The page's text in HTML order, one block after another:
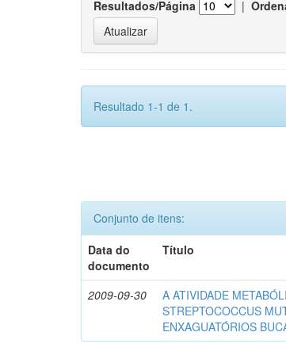
Resultados/Página |
Resultado 1-1 de 1.
Conjunto de itens:
Data do
documento
Título
2009-09-30
A ATIVIDADE
STREPTOCOCCUS
ENXAGUATÓRIOS